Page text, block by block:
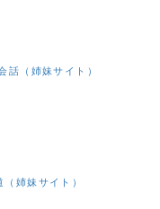
話（姉妹サイト）
姉妹サイト）